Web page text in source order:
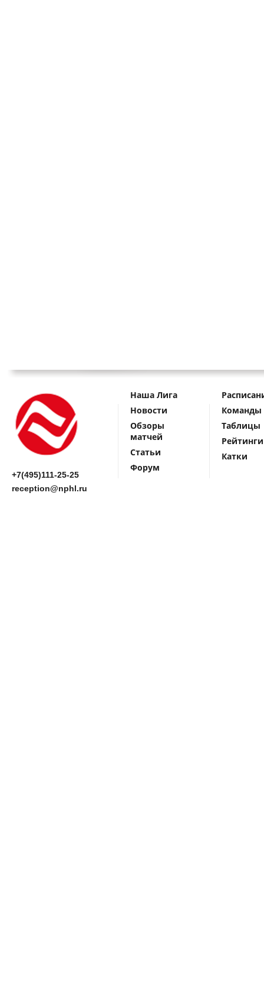
+7(495)111-25-25
reception@nphl.ru
Наша Лига
Новости
Обзоры
матчей
Статьи
Форум
Команды
Таблицы
Рейтинги
Катки